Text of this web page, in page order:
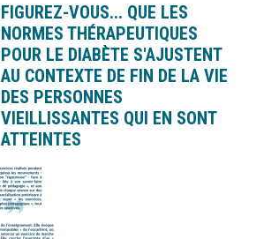
FIGUREZ-VOUS... QUE LES
NORMES THÉRAPEUTIQUES
POUR LE DIABÈTE S'AJUSTENT
AU CONTEXTE DE FIN DE LA VIE
DES PERSONNES
VIEILLISSANTES QUI EN SONT
ATTEINTES